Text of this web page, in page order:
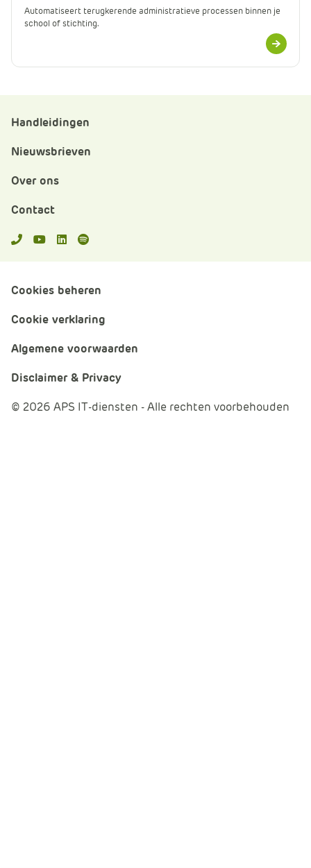
Automatiseert terugkerende administratieve processen binnen je
school of stichting.
Meer
informatie
Handleidingen
Nieuwsbrieven
Over ons
Contact
APS.Features.Social.YoutubeText
APS.Features.Social.LinkedInText
Spotify
© 2026 APS IT-diensten - Alle rechten voorbehouden
Cookies beheren
Cookie verklaring
Algemene voorwaarden
Disclaimer & Privacy